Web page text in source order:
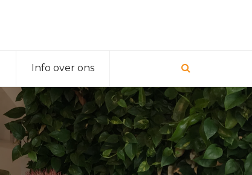
Info over ons